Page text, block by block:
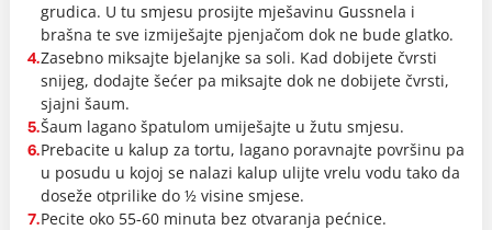
grudica. U tu smjesu prosijte mješavinu Gussnela i
brašna te sve izmiješajte pjenjačom dok ne bude glatko.
4.Zasebno miksajte bjelanjke sa soli. Kad dobijete čvrsti
snijeg, dodajte šećer pa miksajte dok ne dobijete čvrsti,
sjajni šaum.
5.Šaum lagano špatulom umiješajte u žutu smjesu.
6.Prebacite u kalup za tortu, lagano poravnajte površinu pa
u posudu u kojoj se nalazi kalup ulijte vrelu vodu tako da
doseže otprilike do ½ visine smjese.
7.Pecite oko 55-60 minuta bez otvaranja pećnice.